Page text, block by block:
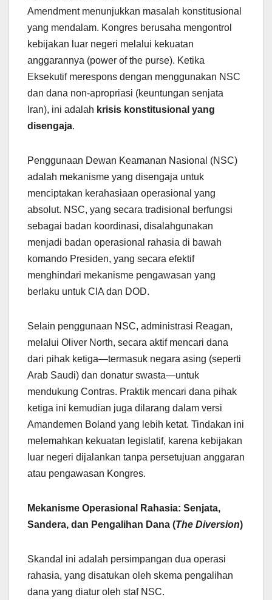
Amendment menunjukkan masalah konstitusional
yang mendalam. Kongres berusaha mengontrol
kebijakan luar negeri melalui kekuatan
anggarannya (power of the purse). Ketika
Eksekutif merespons dengan menggunakan NSC
dan dana non-apropriasi (keuntungan senjata
Iran), ini adalah krisis konstitusional yang
disengaja.
Penggunaan Dewan Keamanan Nasional (NSC)
adalah mekanisme yang disengaja untuk
menciptakan kerahasiaan operasional yang
absolut. NSC, yang secara tradisional berfungsi
sebagai badan koordinasi, disalahgunakan
menjadi badan operasional rahasia di bawah
komando Presiden, yang secara efektif
menghindari mekanisme pengawasan yang
berlaku untuk CIA dan DOD.
Selain penggunaan NSC, administrasi Reagan,
melalui Oliver North, secara aktif mencari dana
dari pihak ketiga—termasuk negara asing (seperti
Arab Saudi) dan donatur swasta—untuk
mendukung Contras. Praktik mencari dana pihak
ketiga ini kemudian juga dilarang dalam versi
Amandemen Boland yang lebih ketat. Tindakan ini
melemahkan kekuatan legislatif, karena kebijakan
luar negeri dijalankan tanpa persetujuan anggaran
atau pengawasan Kongres.
Mekanisme Operasional Rahasia: Senjata,
Sandera, dan Pengalihan Dana (The Diversion)
Skandal ini adalah persimpangan dua operasi
rahasia, yang disatukan oleh skema pengalihan
dana yang diatur oleh staf NSC.